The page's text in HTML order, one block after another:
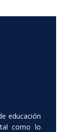
educación
como lo